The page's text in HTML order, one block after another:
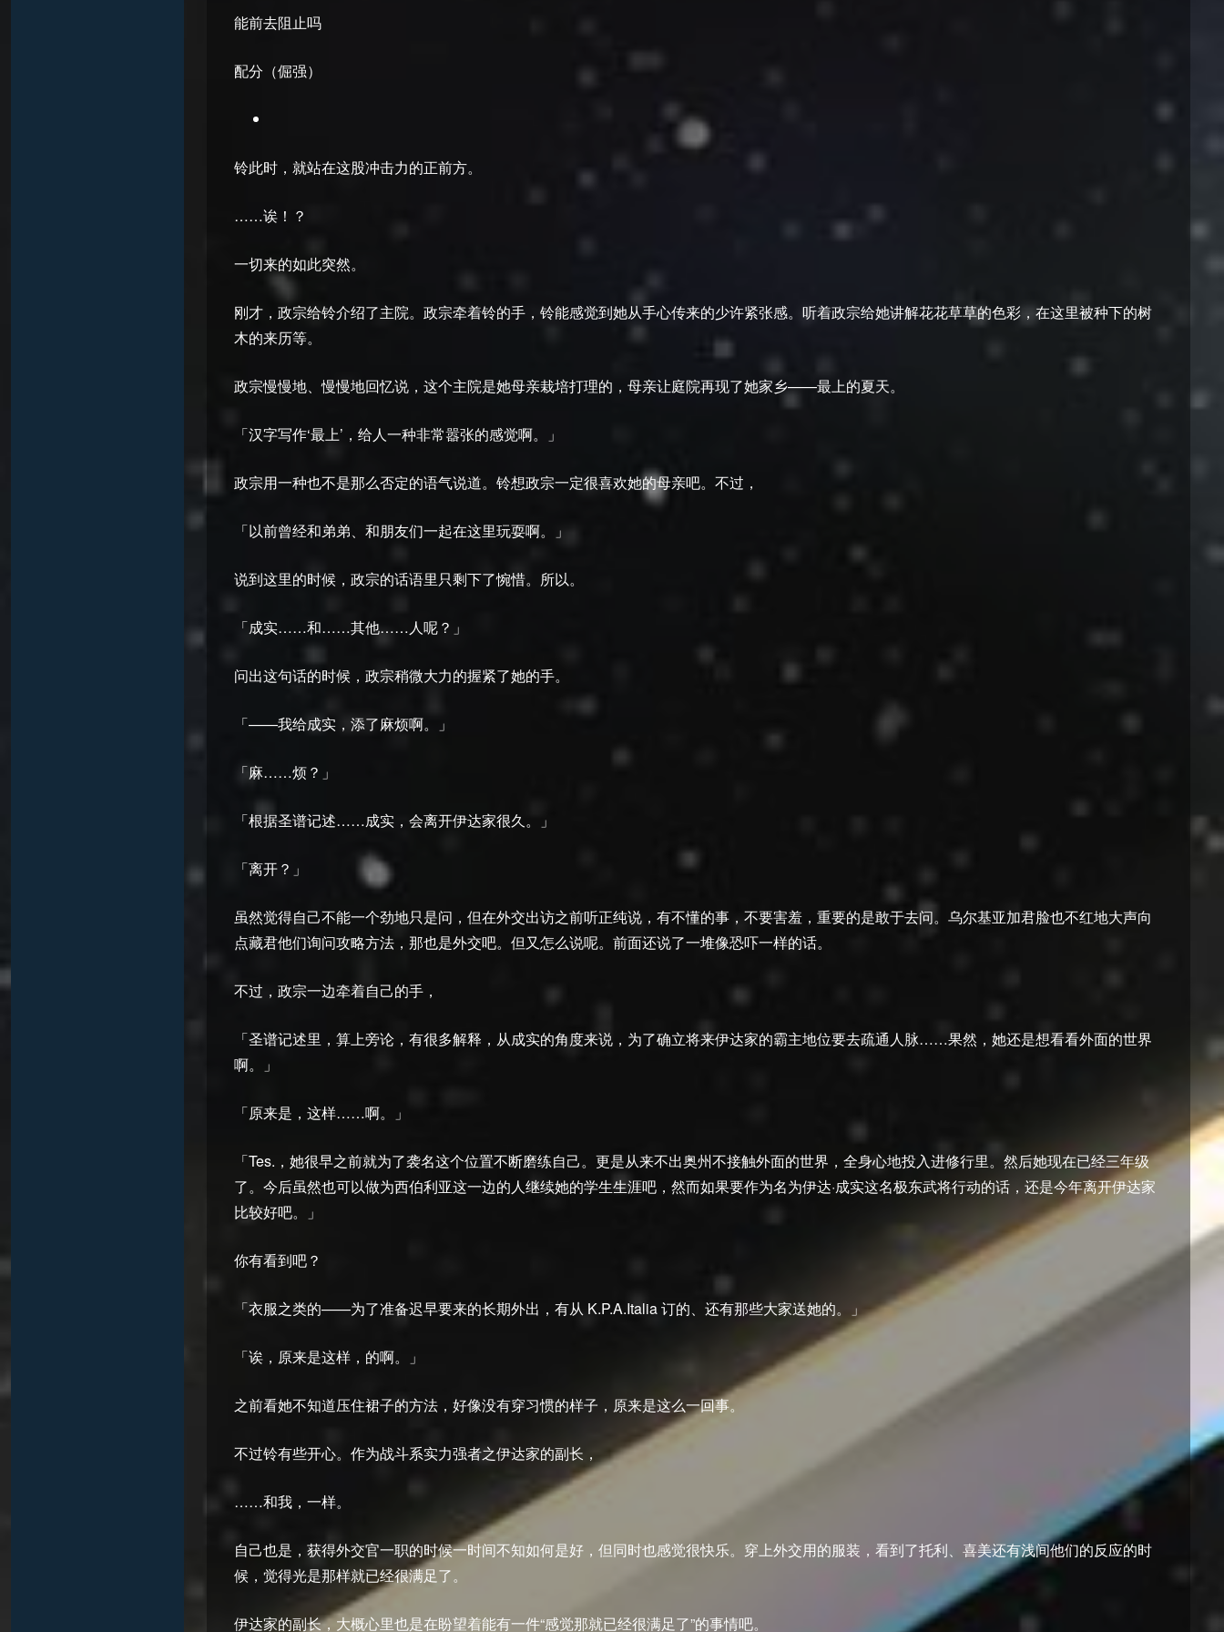
能前去阻止吗
配分（倔强）
铃此时，就站在这股冲击力的正前方。
……诶！？
一切来的如此突然。
刚才，政宗给铃介绍了主院。政宗牵着铃的手，铃能感觉到她从手心传来的少许紧张感。听着政宗给她讲解花花草草的色彩，在这里被种下的树
木的来历等。
政宗慢慢地、慢慢地回忆说，这个主院是她母亲栽培打理的，母亲让庭院再现了她家乡——最上的夏天。
「汉字写作‘最上’，给人一种非常嚣张的感觉啊。」
政宗用一种也不是那么否定的语气说道。铃想政宗一定很喜欢她的母亲吧。不过，
「以前曾经和弟弟、和朋友们一起在这里玩耍啊。」
说到这里的时候，政宗的话语里只剩下了惋惜。所以。
「成实……和……其他……人呢？」
问出这句话的时候，政宗稍微大力的握紧了她的手。
「——我给成实，添了麻烦啊。」
「麻……烦？」
「根据圣谱记述……成实，会离开伊达家很久。」
「离开？」
虽然觉得自己不能一个劲地只是问，但在外交出访之前听正纯说，有不懂的事，不要害羞，重要的是敢于去问。乌尔基亚加君脸也不红地大声向
点藏君他们询问攻略方法，那也是外交吧。但又怎么说呢。前面还说了一堆像恐吓一样的话。
不过，政宗一边牵着自己的手，
「圣谱记述里，算上旁论，有很多解释，从成实的角度来说，为了确立将来伊达家的霸主地位要去疏通人脉……果然，她还是想看看外面的世界
啊。」
「原来是，这样……啊。」
「Tes.，她很早之前就为了袭名这个位置不断磨练自己。更是从来不出奥州不接触外面的世界，全身心地投入进修行里。然后她现在已经三年级
了。今后虽然也可以做为西伯利亚这一边的人继续她的学生生涯吧，然而如果要作为名为伊达·成实这名极东武将行动的话，还是今年离开伊达家
比较好吧。」
你有看到吧？
「衣服之类的——为了准备迟早要来的长期外出，有从 K.P.A.Italia 订的、还有那些大家送她的。」
「诶，原来是这样，的啊。」
之前看她不知道压住裙子的方法，好像没有穿习惯的样子，原来是这么一回事。
不过铃有些开心。作为战斗系实力强者之伊达家的副长，
……和我，一样。
自己也是，获得外交官一职的时候一时间不知如何是好，但同时也感觉很快乐。穿上外交用的服装，看到了托利、喜美还有浅间他们的反应的时
候，觉得光是那样就已经很满足了。
伊达家的副长，大概心里也是在盼望着能有一件“感觉那就已经很满足了”的事情吧。